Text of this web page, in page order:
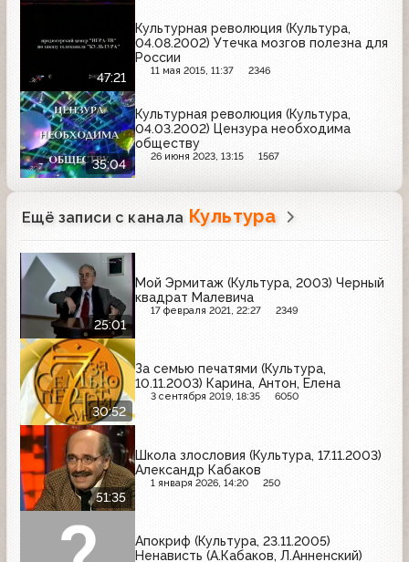
47:21
Культурная революция (Культура,
04.08.2002) Утечка мозгов полезна для
России
11 мая 2015, 11:37 2346
35:04
Культурная революция (Культура,
04.03.2002) Цензура необходима
обществу
26 июня 2023, 13:15 1567
Ещё записи с канала Культура
25:01
Мой Эрмитаж (Культура, 2003) Черный
квадрат Малевича
17 февраля 2021, 22:27 2349
30:52
За семью печатями (Культура,
10.11.2003) Карина, Антон, Елена
3 сентября 2019, 18:35 6050
51:35
Школа злословия (Культура, 17.11.2003)
Александр Кабаков
1 января 2026, 14:20 250
Апокриф (Культура, 23.11.2005)
Ненависть (А.Кабаков, Л.Анненский)